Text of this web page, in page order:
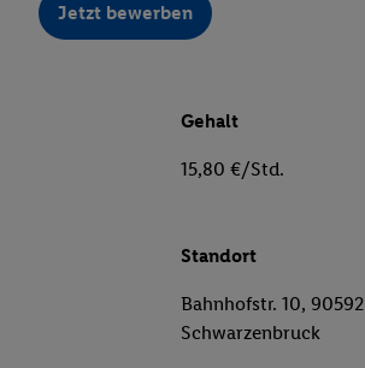
Jetzt bewerben
Gehalt
15,80 €/Std.
Standort
Bahnhofstr. 10, 90592
Schwarzenbruck